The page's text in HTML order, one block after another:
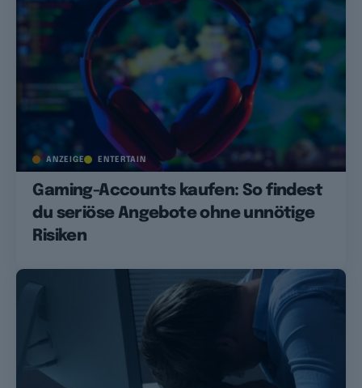
ANZEIGE ENTERTAIN
Gaming-Accounts kaufen: So findest
du seriöse Angebote ohne unnötige
Risiken